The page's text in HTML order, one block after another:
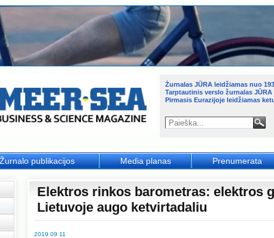
Elektros rinkos barometras: elektros
Lietuvoje augo ketvirtadaliu
2019 09 11
Žurnalo publikacijos Media planas Prenumerata
Žurnalas JŪRA leidžiamas nuo
Tarptautinis verslo žurnalas JŪRA
Pirmasis Eurazijoje leidžiamas